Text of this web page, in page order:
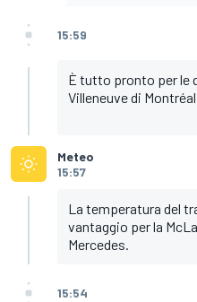
15:59
È tutto pronto per le
Villeneuve di
Meteo
15:57
La temperatura del
vantaggio per la
Mercedes.
15:54